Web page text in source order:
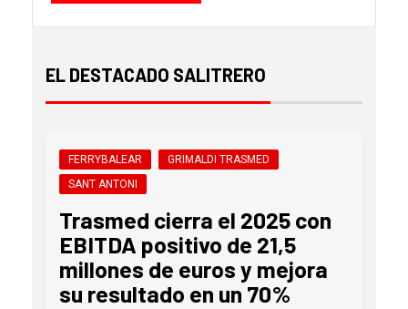
EL DESTACADO SALITRERO
FERRYBALEAR
GRIMALDI TRASMED
SANT ANTONI
Trasmed cierra el 2025 con
EBITDA positivo de 21,5
millones de euros y mejora
su resultado en un 70%